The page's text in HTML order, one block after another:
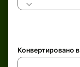
Конвертировано в